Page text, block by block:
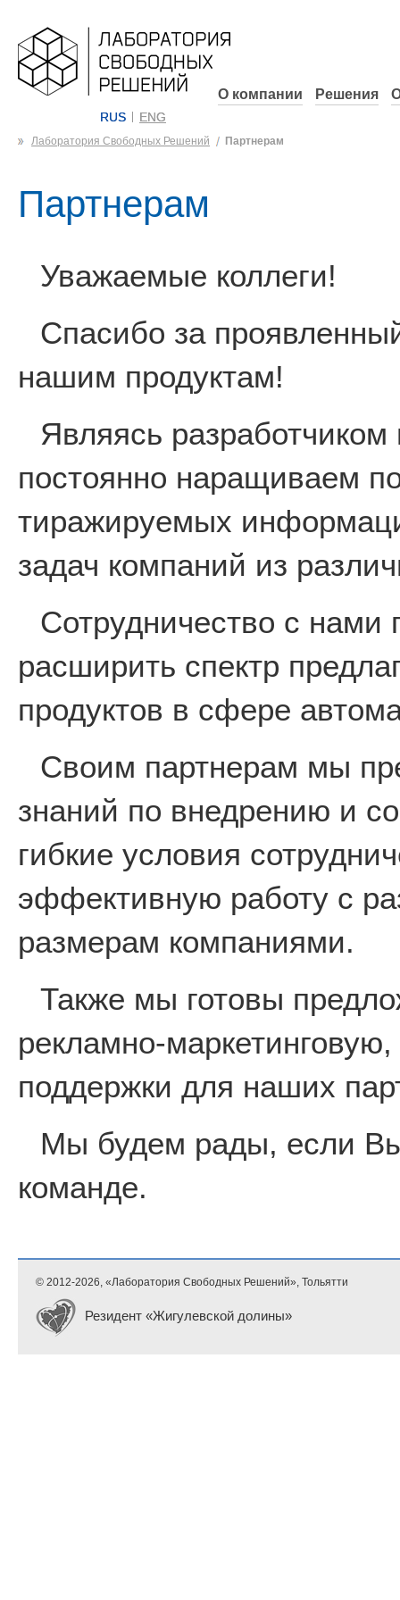
RUS ENG
О компании Решения
Лаборатория Свободных Решений Партнерам
Партнерам
Уважаемые коллеги!
Спасибо за
нашим продуктам!
Являясь
постоянно наращиваем
тиражируемых
задач компаний из
Сотрудничество с нами
расширить спектр
продуктов в сфере
Своим партнерам мы
знаний по внедрению и
гибкие условия
эффективную работу с
размерам компаниями.
Также мы готовы
рекламно-
поддержки для наших
Мы будем рады, если
команде.
© 2012-2026, «Лаборатория Свободных Решений», Тольятти
Резидент «Жигулевской долины»